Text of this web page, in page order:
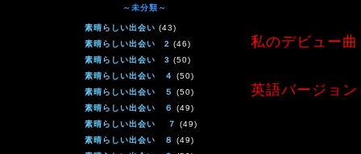
～未分類～
素晴らしい出会い (43)
素晴らしい出会い 2 (46)
素晴らしい出会い 3 (50)
素晴らしい出会い ４ (50)
素晴らしい出会い ５ (50)
素晴らしい出会い ６ (49)
素晴らしい出会い ７ (49)
素晴らしい出会い ８ (49)
私のデビュー
英語バージョ